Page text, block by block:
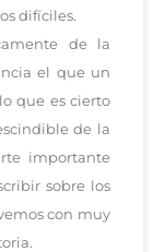
difíciles.
de la
el que un
que es cierto
de la
importante
sobre los
con muy